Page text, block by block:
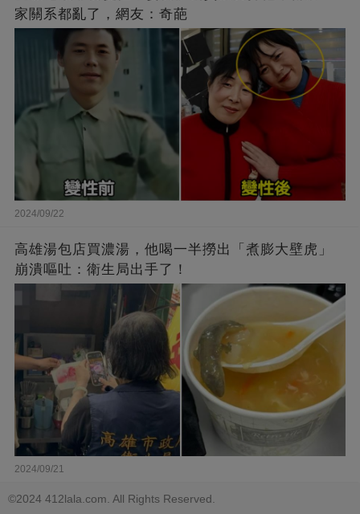
家關系都亂了，網友：奇葩
2024/09/22
高雄湯包店買濃湯，他喝一半撈出「煮膨大壁虎」
崩潰嘔吐：衛生局出手了！
2024/09/21
©2024 412lala.com. All Rights Reserved.